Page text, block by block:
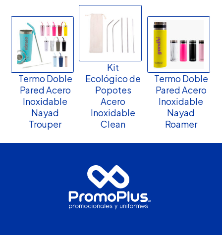
Termo Doble
Pared Acero
Inoxidable
Nayad
Trouper
Kit
Ecológico de
Popotes
Acero
Inoxidable
Clean
Termo Doble
Pared Acero
Inoxidable
Nayad
Roamer